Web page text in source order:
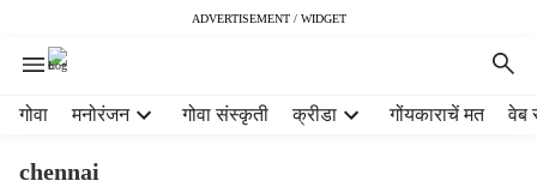
ADVERTISEMENT / WIDGET
गोवा मनोरंजन गोवा संस्कृती क्रीडा गोंयकाराचें मत वेब
chennai